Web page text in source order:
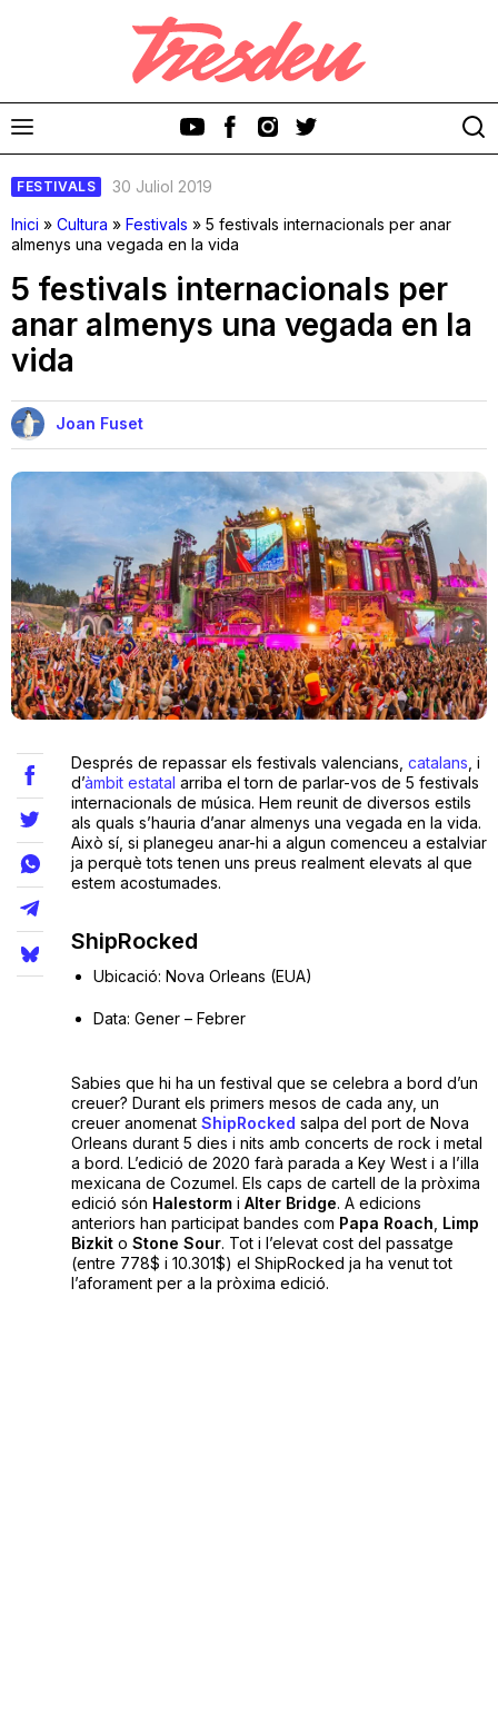
Discos
Festivals
Teatre
Internet
Opinió
Llibres
La Llista
FESTIVALS
30 Juliol 2019
Inici » Cultura » Festivals » 5 festivals internacionals per anar
almenys una vegada en la vida
5 festivals internacionals per
anar almenys una vegada en la
vida
Joan Fuset
Després de repassar els festivals valencians, catalans , i
d’àmbit estatal arriba el torn de parlar-vos de 5 festivals
internacionals de música. Hem reunit de diversos estils
als quals s’hauria d’anar almenys una vegada en la vida.
Això sí, si planegeu anar-hi a algun comenceu a estalviar
ja perquè tots tenen uns preus realment elevats al que
estem acostumades.
ShipRocked
Ubicació: Nova Orleans (EUA)
Data: Gener – Febrer
Sabies que hi ha un festival que se celebra a bord d’un
creuer? Durant els primers mesos de cada any, un
creuer anomenat ShipRocked salpa del port de Nova
Orleans durant 5 dies i nits amb concerts de rock i metal
a bord. L’edició de 2020 farà parada a Key West i a l’illa
mexicana de Cozumel. Els caps de cartell de la pròxima
edició són Halestormi Alter Bridge. A edicions
anteriors han participat bandes com Papa Roach Limp
Bizkito Stone Sour. Tot i l’elevat cost del passatge
(entre 778$ i 10.301$) el ShipRocked ja ha venut tot
l’aforament per a la pròxima edició.